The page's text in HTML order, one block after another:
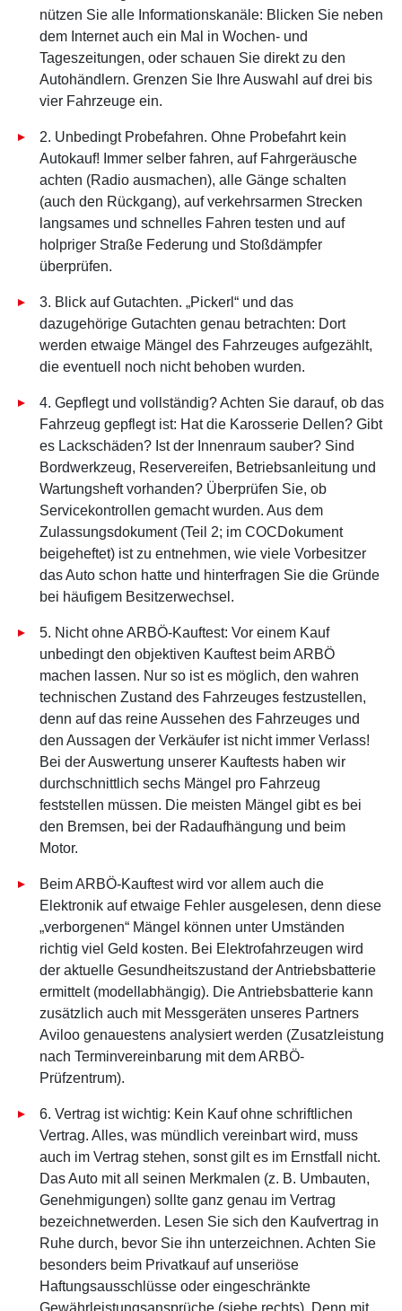
nützen Sie alle Informationskanäle: Blicken Sie neben
dem Internet auch ein Mal in Wochen- und
Tageszeitungen, oder schauen Sie direkt zu den
Autohändlern. Grenzen Sie Ihre Auswahl auf drei bis
vier Fahrzeuge ein.
2. Unbedingt Probefahren. Ohne Probefahrt kein
Autokauf! Immer selber fahren, auf Fahrgeräusche
achten (Radio ausmachen), alle Gänge schalten
(auch den Rückgang), auf verkehrsarmen Strecken
langsames und schnelles Fahren testen und auf
holpriger Straße Federung und Stoßdämpfer
überprüfen.
3. Blick auf Gutachten. „Pickerl“ und das
dazugehörige Gutachten genau betrachten: Dort
werden etwaige Mängel des Fahrzeuges aufgezählt,
die eventuell noch nicht behoben wurden.
4. Gepflegt und vollständig? Achten Sie darauf, ob das
Fahrzeug gepflegt ist: Hat die Karosserie Dellen? Gibt
es Lackschäden? Ist der Innenraum sauber? Sind
Bordwerkzeug, Reservereifen, Betriebsanleitung und
Wartungsheft vorhanden? Überprüfen Sie, ob
Servicekontrollen gemacht wurden. Aus dem
Zulassungsdokument (Teil 2; im COCDokument
beigeheftet) ist zu entnehmen, wie viele Vorbesitzer
das Auto schon hatte und hinterfragen Sie die Gründe
bei häufigem Besitzerwechsel.
5. Nicht ohne ARBÖ-Kauftest: Vor einem Kauf
unbedingt den objektiven Kauftest beim ARBÖ
machen lassen. Nur so ist es möglich, den wahren
technischen Zustand des Fahrzeuges festzustellen,
denn auf das reine Aussehen des Fahrzeuges und
den Aussagen der Verkäufer ist nicht immer Verlass!
Bei der Auswertung unserer Kauftests haben wir
durchschnittlich sechs Mängel pro Fahrzeug
feststellen müssen. Die meisten Mängel gibt es bei
den Bremsen, bei der Radaufhängung und beim
Motor.
Beim ARBÖ-Kauftest wird vor allem auch die
Elektronik auf etwaige Fehler ausgelesen, denn diese
„verborgenen“ Mängel können unter Umständen
richtig viel Geld kosten. Bei Elektrofahrzeugen wird
der aktuelle Gesundheitszustand der Antriebsbatterie
ermittelt (modellabhängig). Die Antriebsbatterie kann
zusätzlich auch mit Messgeräten unseres Partners
Aviloo genauestens analysiert werden (Zusatzleistung
nach Terminvereinbarung mit dem ARBÖ-
Prüfzentrum).
6. Vertrag ist wichtig: Kein Kauf ohne schriftlichen
Vertrag. Alles, was mündlich vereinbart wird, muss
auch im Vertrag stehen, sonst gilt es im Ernstfall nicht.
Das Auto mit all seinen Merkmalen (z. B. Umbauten,
Genehmigungen) sollte ganz genau im Vertrag
bezeichnetwerden. Lesen Sie sich den Kaufvertrag in
Ruhe durch, bevor Sie ihn unterzeichnen. Achten Sie
besonders beim Privatkauf auf unseriöse
Haftungsausschlüsse oder eingeschränkte
Gewährleistungsansprüche (siehe rechts). Denn mit